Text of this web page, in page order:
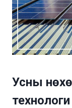
Усны
технологи